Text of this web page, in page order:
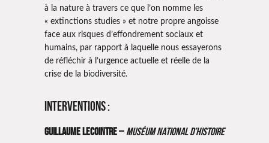
à la nature à travers ce que l’on nomme les
« extinctions studies » et notre propre angoisse
face aux risques d’effondrement sociaux et
humains, par rapport à laquelle nous essayerons
de réfléchir à l’urgence actuelle et réelle de la
crise de la biodiversité.
Interventions :
Guillaume Lecointre–Muséum National d’Histoire